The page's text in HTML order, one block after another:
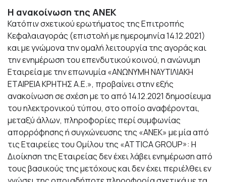
Η ανακοίνωση της ΑΝΕΚ
Κατόπιν σχετικού ερωτήματος της Επιτροπής
Κεφαλαιαγοράς (επιστολή με ημερομηνία 14.12.2021)
και με γνώμονα την ομαλή λειτουργία της αγοράς και
την ενημέρωση του επενδυτικού κοινού, η ανώνυμη
Εταιρεία με την επωνυμία «ΑΝΩΝΥΜΗ ΝΑΥΤΙΛΙΑΚΗ
ΕΤΑΙΡΕΙΑ ΚΡΗΤΗΣ Α.Ε.», προβαίνει στην εξής
ανακοίνωση σε σχέση με το από 14.12.2021 δημοσίευμα
του ηλεκτρονικού τύπου, στο οποίο αναφέρονται,
μεταξύ άλλων, πληροφορίες περί συμφωνίας
απορρόφησης ή συγχώνευσης της «ΑΝΕΚ» με μία από
τις Εταιρείες του Ομίλου της «ATTICA GROUP»: Η
Διοίκηση της Εταιρείας δεν έχει λάβει ενημέρωση από
τους βασικούς της μετόχους και δεν έχει περιέλθει εν